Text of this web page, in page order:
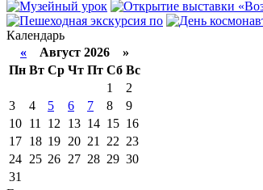
Календарь
« Август 2026 »
Пн Вт Ср Чт Пт Сб Вс
1
2
3
4 5 6 7 8
9
10 11 12 13 14 15 16
17 18 19 20 21 22 23
24 25 26 27 28 29 30
31